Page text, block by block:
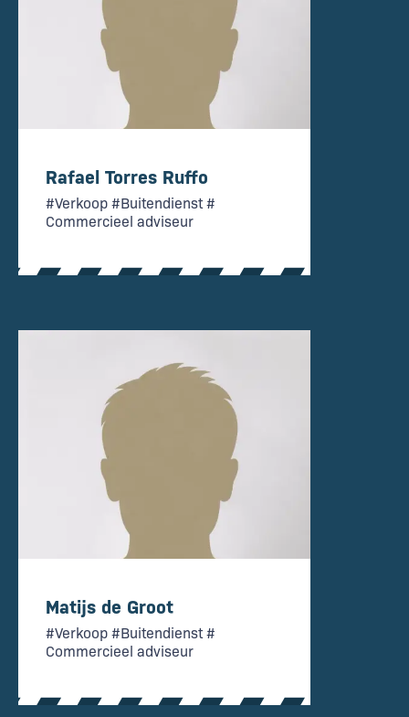
Rafael Torres Ruffo
#Verkoop #Buitendienst #
Commercieel adviseur
Matijs de Groot
#Verkoop #Buitendienst #
Commercieel adviseur